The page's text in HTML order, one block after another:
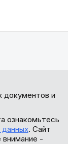
документов и
ознакомьтесь
данных. Сайт
внимание -